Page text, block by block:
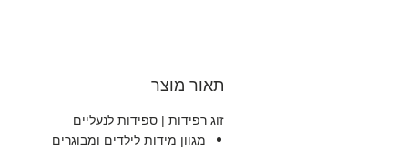
תאור מוצר
זוג רפידות | ספידות לנעליים
מגוון מידות לילדים ומבוגרים